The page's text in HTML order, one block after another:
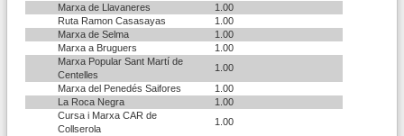
Marxa de Llavaneres
1.00
Ruta Ramon Casasayas
1.00
Marxa de Selma
1.00
Marxa a Bruguers
1.00
Marxa Popular Sant Martí de
Centelles
1.00
Marxa del Penedés Saifores
1.00
La Roca Negra
1.00
Cursa i Marxa CAR de
Collserola
1.00